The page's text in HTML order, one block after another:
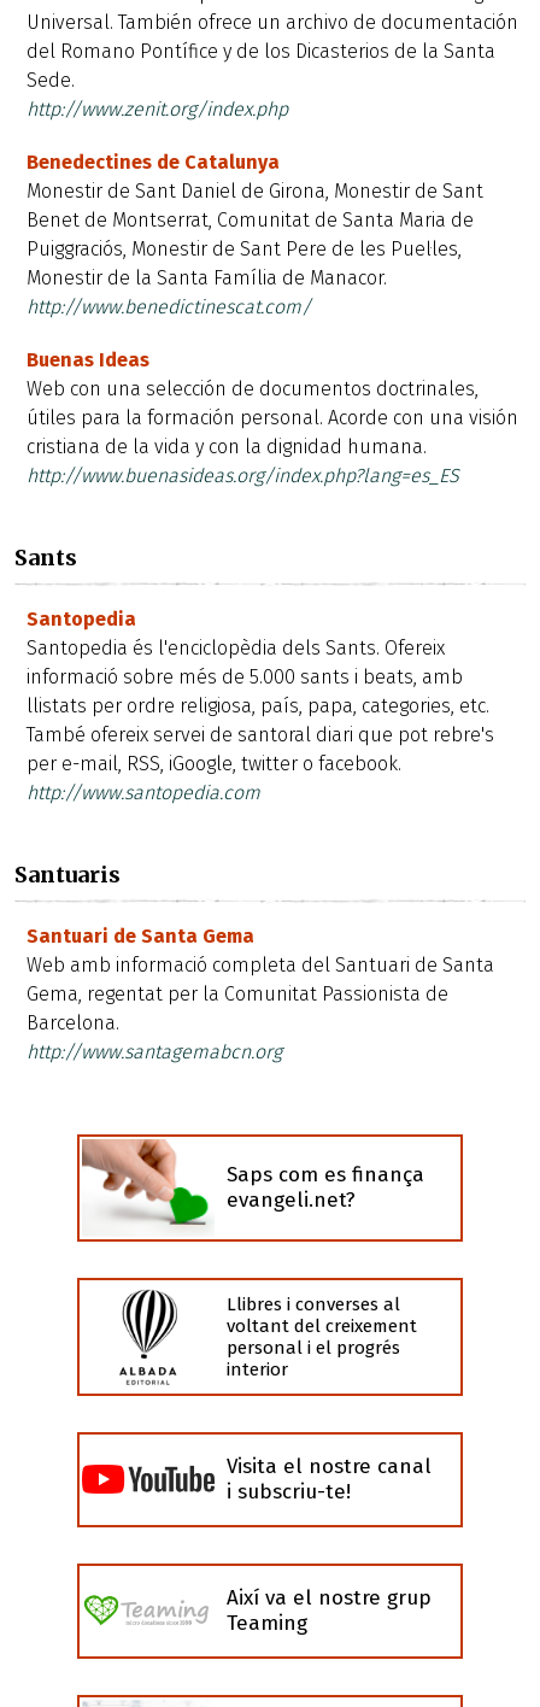
Universal. También ofrece un archivo de documentación
del Romano Pontífice y de los Dicasterios de la Santa
Sede.
http://www.zenit.org/index.php
Benedectines de Catalunya
Monestir de Sant Daniel de Girona, Monestir de Sant
Benet de Montserrat, Comunitat de Santa Maria de
Puiggraciós, Monestir de Sant Pere de les Puel·les,
Monestir de la Santa Família de Manacor.
http://www.benedictinescat.com/
Buenas Ideas
Web con una selección de documentos doctrinales,
útiles para la formación personal. Acorde con una visión
cristiana de la vida y con la dignidad humana.
http://www.buenasideas.org/index.php?lang=es_ES
Sants
Santopedia
Santopedia és l'enciclopèdia dels Sants. Ofereix
informació sobre més de 5.000 sants i beats, amb
llistats per ordre religiosa, país, papa, categories, etc.
També ofereix servei de santoral diari que pot rebre's
per e-mail, RSS, iGoogle, twitter o facebook.
http://www.santopedia.com
Santuaris
Santuari de Santa Gema
Web amb informació completa del Santuari de Santa
Gema, regentat per la Comunitat Passionista de
Barcelona.
http://www.santagemabcn.org
Saps com es finança
evangeli.net?
Llibres i converses al
voltant del creixement
personal i el progrés
interior
Visita el nostre canal
i subscriu-te!
Així va el nostre grup
Teaming